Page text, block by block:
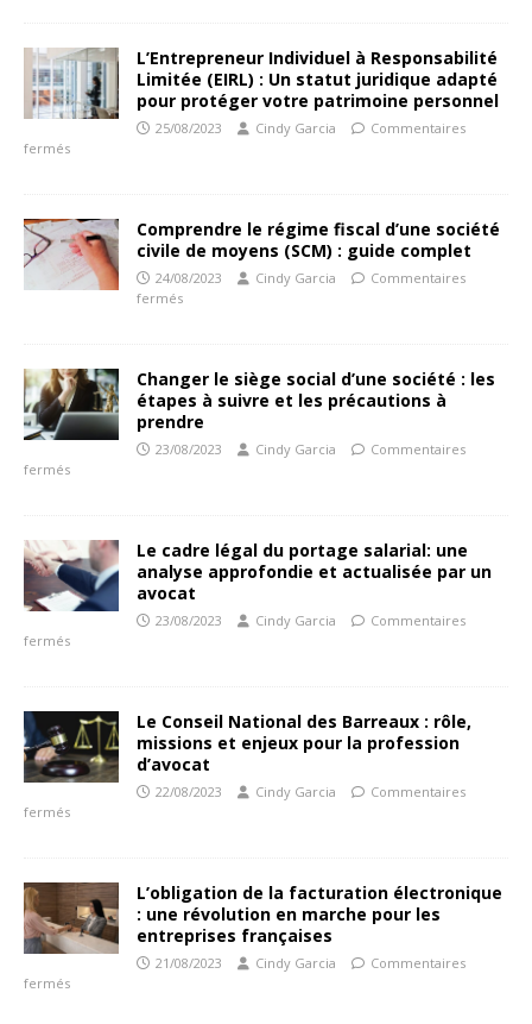
L’Entrepreneur Individuel à Responsabilité
Limitée (EIRL) : Un statut juridique adapté
pour protéger votre patrimoine personnel
25/08/2023 Cindy Garcia
Commentaires
fermés
Comprendre le régime fiscal d’une société
civile de moyens (SCM) : guide complet
24/08/2023 Cindy Garcia
Commentaires
fermés
Changer le siège social d’une société : les
étapes à suivre et les précautions à
prendre
23/08/2023 Cindy Garcia
Commentaires
fermés
Le cadre légal du portage salarial: une
analyse approfondie et actualisée par un
avocat
23/08/2023 Cindy Garcia
Commentaires
fermés
Le Conseil National des Barreaux : rôle,
missions et enjeux pour la profession
d’avocat
22/08/2023 Cindy Garcia
Commentaires
fermés
L’obligation de la facturation électronique
: une révolution en marche pour les
entreprises françaises
21/08/2023 Cindy Garcia
Commentaires
fermés